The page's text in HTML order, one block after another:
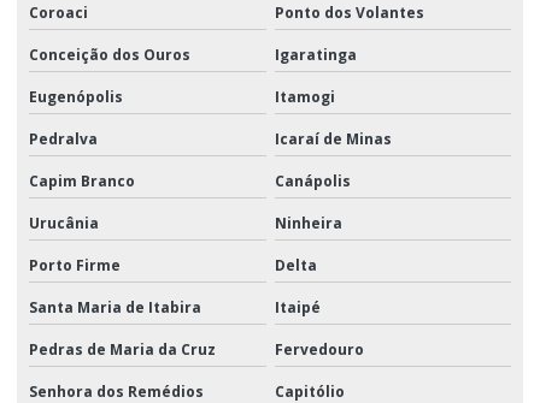
Coroaci Ponto dos Volantes
Conceição dos Ouros Igaratinga
Eugenópolis Itamogi
Pedralva Icaraí de Minas
Capim Branco Canápolis
Urucânia Ninheira
Porto Firme Delta
Santa Maria de Itabira Itaipé
Pedras de Maria da Cruz Fervedouro
Senhora dos Remédios Capitólio